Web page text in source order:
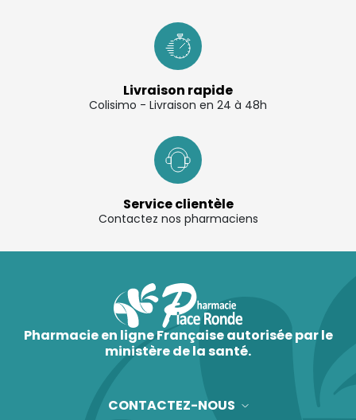
Livraison rapide
Colisimo - Livraison en 24 à 48h
Service clientèle
Contactez nos pharmaciens
Pharmacie en ligne Française autorisée par le
ministère de la santé.
CONTACTEZ-NOUS